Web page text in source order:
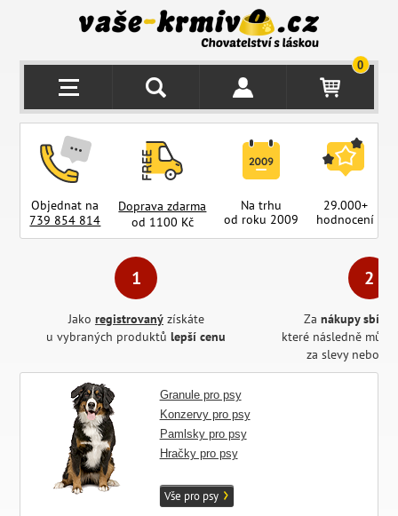
0
Objednat na
739 854 814
Doprava zdarma
od 1100 Kč
Na trhu
od roku 2009
29.000+
hodnocení
Jako registrovanýzískáte
u vybraných produktůlepší cenu
Za nákupy
které následně
za slevy nebo
Granule pro psy
Konzervy pro psy
Pamlsky pro psy
Hračky pro psy
Vše pro psy